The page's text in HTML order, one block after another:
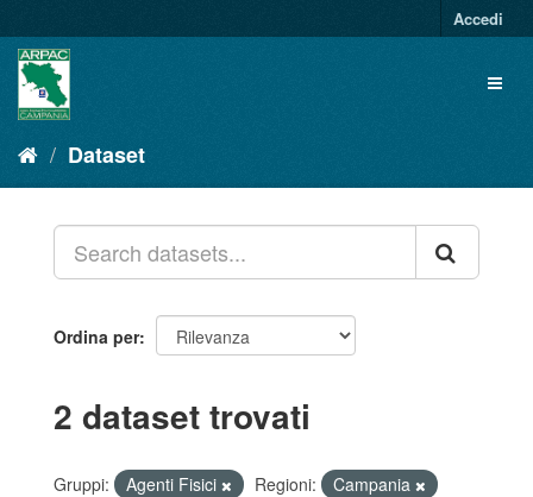
al
contenuto
Accedi
Dataset
Ordina per
2 dataset trovati
Gruppi: Agenti Fisici Regioni:
Campania